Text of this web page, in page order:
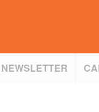
NEWSLETTER